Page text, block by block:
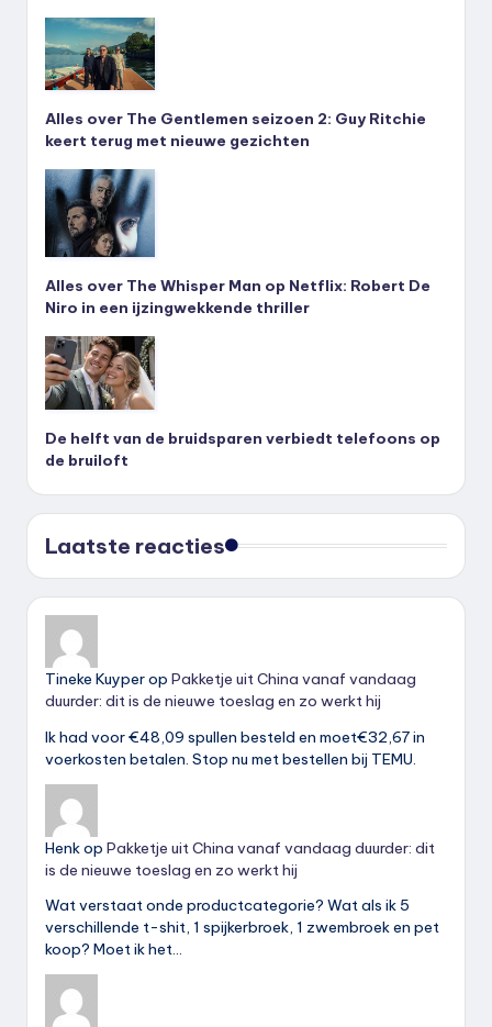
Alles over The Gentlemen seizoen 2: Guy Ritchie
keert terug met nieuwe gezichten
Alles over The Whisper Man op Netflix: Robert De
Niro in een ijzingwekkende thriller
De helft van de bruidsparen verbiedt telefoons op
de bruiloft
Laatste reacties
Tineke Kuyperop Pakketje uit China vanaf vandaag
duurder: dit is de nieuwe toeslag en zo werkt hij
Ik had voor €48,09 spullen besteld en moet€32,67 in
voerkosten betalen. Stop nu met bestellen bij TEMU.
Henkop Pakketje uit China vanaf vandaag duurder: dit
is de nieuwe toeslag en zo werkt hij
Wat verstaat onde productcategorie? Wat als ik 5
verschillende t-shit, 1 spijkerbroek, 1 zwembroek en pet
koop? Moet ik het…